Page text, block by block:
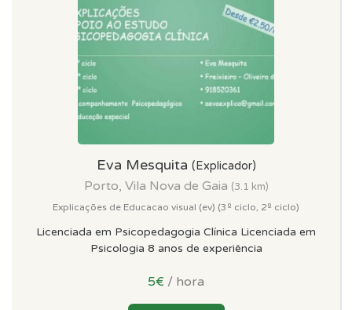
Eva Mesquita (Explicador)
Porto, Vila Nova de Gaia (3.1 km)
Explicações de Educacao visual (ev) (3º ciclo, 2º ciclo)
Licenciada em Psicopedagogia Clínica Licenciada em
Psicologia 8 anos de experiência
5€ / hora